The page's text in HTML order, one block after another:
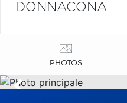
DONNACONA
PHOTOS